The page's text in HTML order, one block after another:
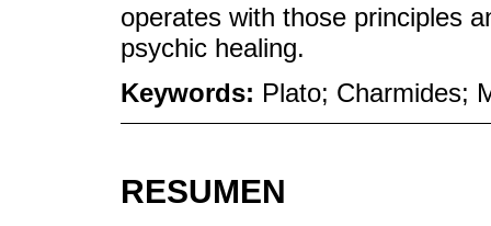
operates with those principles
psychic healing.
Keywords: Plato; Charmides;
RESUMEN